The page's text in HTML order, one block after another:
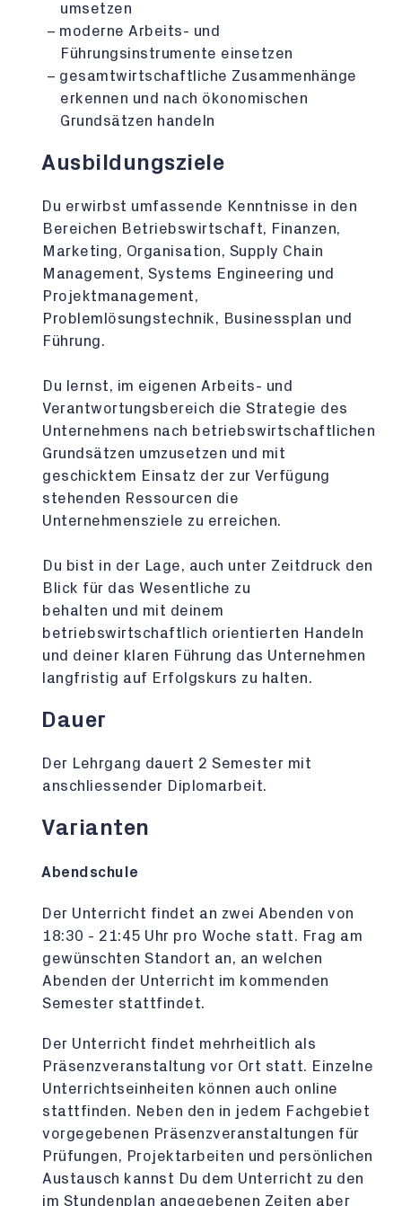
umsetzen
moderne Arbeits- und
Führungsinstrumente einsetzen
gesamtwirtschaftliche Zusammenhänge
erkennen und nach ökonomischen
Grundsätzen handeln
Ausbildungsziele
Du erwirbst umfassende Kenntnisse in den
Bereichen Betriebswirtschaft, Finanzen,
Marketing, Organisation, Supply Chain
Management, Systems Engineering und
Projektmanagement,
Problemlösungstechnik, Businessplan und
Führung.
Du lernst, im eigenen Arbeits- und
Verantwortungsbereich die Strategie des
Unternehmens nach betriebswirtschaftlichen
Grundsätzen umzusetzen und mit
geschicktem Einsatz der zur Verfügung
stehenden Ressourcen die
Unternehmensziele zu erreichen.
Du bist in der Lage, auch unter Zeitdruck den
Blick für das Wesentliche zu
behalten und mit deinem
betriebswirtschaftlich orientierten Handeln
und deiner klaren Führung das Unternehmen
langfristig auf Erfolgskurs zu halten.
Dauer
Der Lehrgang dauert 2 Semester mit
anschliessender Diplomarbeit.
Varianten
Abendschule
Der Unterricht findet an zwei Abenden von
18:30 - 21:45 Uhr pro Woche statt. Frag am
gewünschten Standort an, an welchen
Abenden der Unterricht im kommenden
Semester stattfindet.
Der Unterricht findet mehrheitlich als
Präsenzveranstaltung vor Ort statt. Einzelne
Unterrichtseinheiten können auch online
stattfinden. Neben den in jedem Fachgebiet
vorgegebenen Präsenzveranstaltungen für
Prüfungen, Projektarbeiten und persönlichen
Austausch kannst Du dem Unterricht zu den
im Stundenplan angegebenen Zeiten aber